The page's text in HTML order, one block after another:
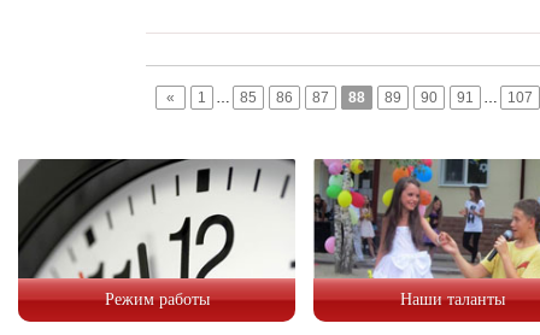
« 1 … 85 86 87 88 89 90 91 … 107
Режим работы Наши таланты